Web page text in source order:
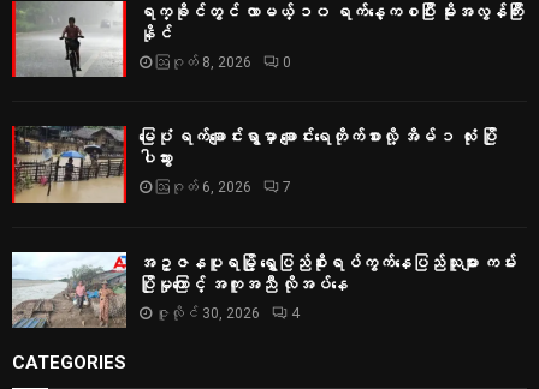
ရက္ခိုင်တွင် လာမယ့် ၁၀ ရက်နေ့ကစပြီး မိုးအလွန်ကြီး
နိုင်
ဩဂုတ် 8, 2026 0
မြေပုံ ရက်ချောင်းရွာမှာ ချောင်းရေတိုက်စားလို့ အိမ် ၁ လုံး ပြို
ပါသွား
ဩဂုတ် 6, 2026 7
အဥ္ဇနပူရမြို့ ရွှေပြည်စိုးရပ်ကွက်နေပြည်သူများ ကမ်း
ပြိုမှုကြောင့် အကူအညီ လိုအပ်နေ
ဇူလိုင် 30, 2026 4
CATEGORIES